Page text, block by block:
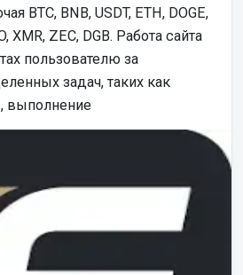
BTC, BNB, USDT, ETH, DOGE,
XMR, ZEC, DGB. Работа сайта
пользователю за
задач, таких как
выполнение